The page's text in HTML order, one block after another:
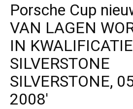
Porsche Cup
VAN LAGEN
IN KWALIFICATIE
SILVERSTONE
SILVERSTONE,
2008′